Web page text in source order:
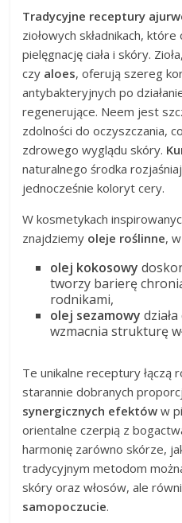
Tradycyjne receptury
ziołowych składnikach,
pielęgnację ciała i skóry.
czy aloes, oferują szereg
antybakteryjnych po
regenerujące. Neem jest
zdolności do oczyszczania,
zdrowego wyglądu skóry.
naturalnego środka
jednocześnie koloryt cery.
W kosmetykach
znajdziemy oleje roślinne,
olej kokosowy
tworzy barierę
rodnikami,
olej sezamowy
wzmacnia strukturę
Te unikalne receptury łączą
starannie dobranych
synergicznych efektów w
orientalne czerpią z
harmonię zarówno skórze,
tradycyjnym metodom
skóry oraz włosów, ale
samopoczucie.